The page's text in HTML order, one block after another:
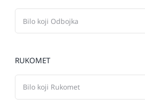
RUKOMET